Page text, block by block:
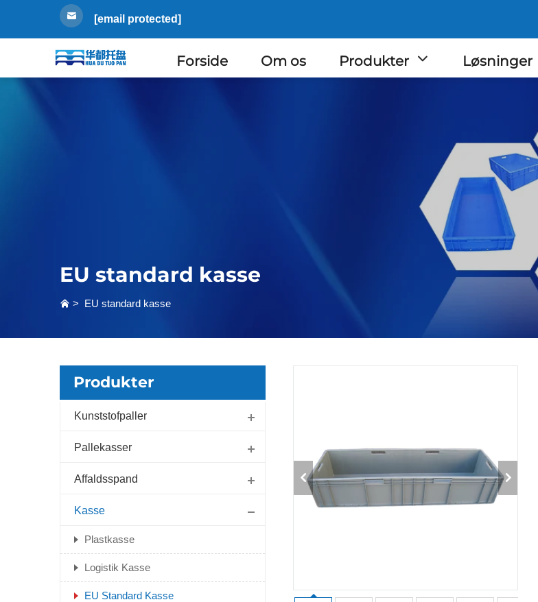
[email protected]
Forside Om os Produkter Løsninger
EU standard kasse
> EU standard kasse
Produkter
Kunststofpaller
Pallekasser
Affaldsspand
Kasse
Plastkasse
Logistik Kasse
EU Standard Kasse